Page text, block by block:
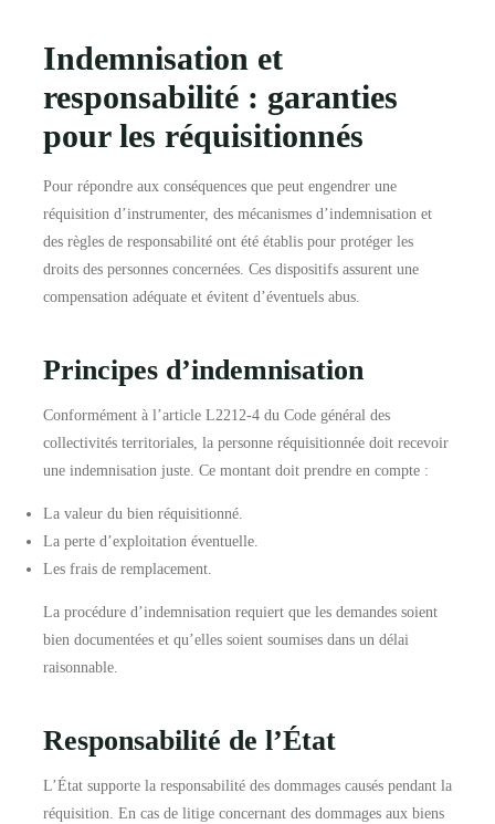
Indemnisation et
responsabilité : garanties
pour les réquisitionnés
Pour répondre aux conséquences que peut engendrer une
réquisition d’instrumenter, des mécanismes d’indemnisation et
des règles de responsabilité ont été établis pour protéger les
droits des personnes concernées. Ces dispositifs assurent une
compensation adéquate et évitent d’éventuels abus.
Principes d’indemnisation
Conformément à l’article L2212-4 du Code général des
collectivités territoriales, la personne réquisitionnée doit recevoir
une indemnisation juste. Ce montant doit prendre en compte :
La valeur du bien réquisitionné.
La perte d’exploitation éventuelle.
Les frais de remplacement.
La procédure d’indemnisation requiert que les demandes soient
bien documentées et qu’elles soient soumises dans un délai
raisonnable.
Responsabilité de l’État
L’État supporte la responsabilité des dommages causés pendant la
réquisition. En cas de litige concernant des dommages aux biens